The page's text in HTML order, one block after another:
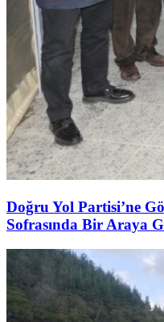
Doğru Yol Partisi’ne
Sofrasında Bir Araya